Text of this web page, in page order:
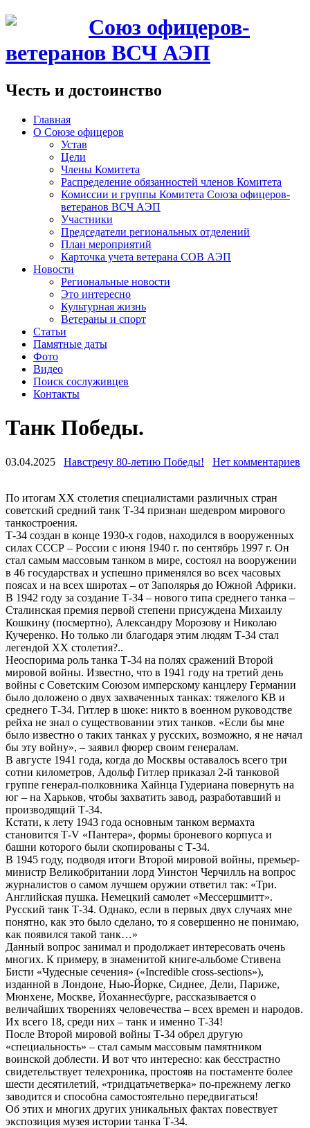
Союз офицеров-
ветеранов ВСЧ АЭП
Честь и достоинство
Главная
О Союзе офицеров
Устав
Цели
Члены Комитета
Распределение обязанностей членов Комитета
Комиссии и группы Комитета Союза офицеров-
ветеранов ВСЧ АЭП
Участники
Председатели региональных отделений
План мероприятий
Карточка учета ветерана CОВ АЭП
Новости
Региональные новости
Это интересно
Культурная жизнь
Ветераны и спорт
Статьи
Памятные даты
Фото
Видео
Поиск сослуживцев
Контакты
Танк Победы.
03.04.2025 Навстречу 80-летию Победы! Нет комментариев
По итогам ХХ столетия специалистами различных стран
советский средний танк Т-34 признан шедевром мирового
танкостроения.
Т-34 создан в конце 1930-х годов, находился в вооруженных
силах СССР – России с июня 1940 г. по сентябрь 1997 г. Он
стал самым массовым танком в мире, состоял на вооружении
в 46 государствах и успешно применялся во всех часовых
поясах и на всех широтах – от Заполярья до Южной Африки.
В 1942 году за создание Т-34 – нового типа среднего танка –
Сталинская премия первой степени присуждена Михаилу
Кошкину (посмертно), Александру Морозову и Николаю
Кучеренко. Но только ли благодаря этим людям Т-34 стал
легендой ХХ столетия?..
Неоспорима роль танка Т-34 на полях сражений Второй
мировой войны. Известно, что в 1941 году на третий день
войны с Советским Союзом имперскому канцлеру Германии
было доложено о двух захваченных танках: тяжелого КВ и
среднего Т-34. Гитлер в шоке: никто в военном руководстве
рейха не знал о существовании этих танков. «Если бы мне
было известно о таких танках у русских, возможно, я не начал
бы эту войну», – заявил фюрер своим генералам.
В августе 1941 года, когда до Москвы оставалось всего три
сотни километров, Адольф Гитлер приказал 2-й танковой
группе генерал-полковника Хайнца Гудериана повернуть на
юг – на Харьков, чтобы захватить завод, разработавший и
производящий Т-34.
Кстати, к лету 1943 года основным танком вермахта
становится Т-V «Пантера», формы броневого корпуса и
башни которого были скопированы с Т-34.
В 1945 году, подводя итоги Второй мировой войны, премьер-
министр Великобритании лорд Уинстон Черчилль на вопрос
журналистов о самом лучшем оружии ответил так: «Три.
Английская пушка. Немецкий самолет «Мессершмитт».
Русский танк Т-34. Однако, если в первых двух случаях мне
понятно, как это было сделано, то я совершенно не понимаю,
как появился такой танк…»
Данный вопрос занимал и продолжает интересовать очень
многих. К примеру, в знаменитой книге-альбоме Стивена
Бисти «Чудесные сечения» («Incredible cross-sections»),
изданной в Лондоне, Нью-Йорке, Сиднее, Дели, Париже,
Мюнхене, Москве, Йоханнесбурге, рассказывается о
величайших творениях человечества – всех времен и народов.
Их всего 18, среди них – танк и именно Т-34!
После Второй мировой войны Т-34 обрел другую
«специальность» – стал самым массовым памятником
воинской доблести. И вот что интересно: как бесстрастно
свидетельствует телехроника, простояв на постаменте более
шести десятилетий, «тридцатьчетверка» по-прежнему легко
заводится и способна самостоятельно передвигаться!
Об этих и многих других уникальных фактах повествует
экспозиция музея истории танка Т-34.